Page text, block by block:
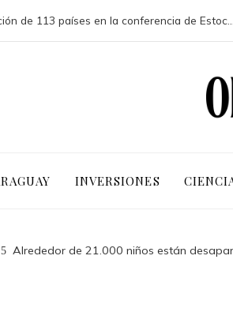
INVERSIONES
Alrededor de 21.000 niños están